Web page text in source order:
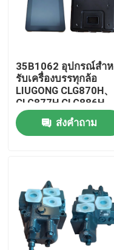
สินค้า
วิดีโอ
35B1062 อุปกรณ์สําห
รับเครื่องบรรทุกล้อ
LIUGONG CLG870H、
CLG877H CLG886H、
CLG888H
ส่งคำถาม